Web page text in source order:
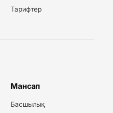
Тарифтер
Мансап
Басшылық